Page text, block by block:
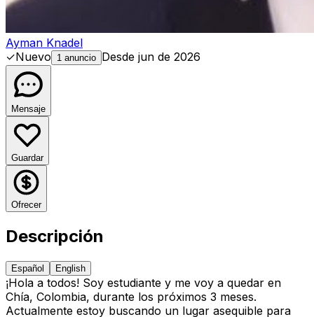
Ayman Knadel
✓Nuevo 1 anuncio Desde jun de 2026
Mensaje
Guardar
Ofrecer
Descripción
Español English
¡Hola a todos! Soy estudiante y me voy a quedar en
Chía, Colombia, durante los próximos 3 meses.
Actualmente estoy buscando un lugar asequible para